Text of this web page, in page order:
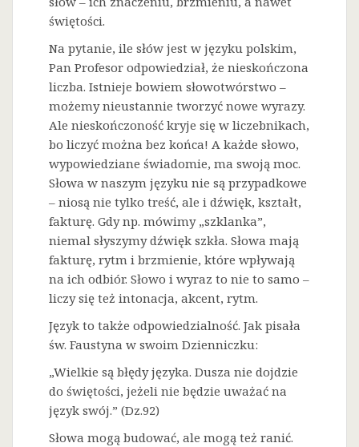
świętości.
Na pytanie, ile słów jest w języku polskim,
Pan Profesor odpowiedział, że nieskończona
liczba. Istnieje bowiem słowotwórstwo –
możemy nieustannie tworzyć nowe wyrazy.
Ale nieskończoność kryje się w liczebnikach,
bo liczyć można bez końca! A każde słowo,
wypowiedziane świadomie, ma swoją moc.
Słowa w naszym języku nie są przypadkowe
– niosą nie tylko treść, ale i dźwięk, kształt,
fakturę. Gdy np. mówimy „szklanka”,
niemal słyszymy dźwięk szkła. Słowa mają
fakturę, rytm i brzmienie, które wpływają
na ich odbiór. Słowo i wyraz to nie to samo –
liczy się też intonacja, akcent, rytm.
Język to także odpowiedzialność. Jak pisała
św. Faustyna w swoim Dzienniczku:
„Wielkie są błędy języka. Dusza nie dojdzie
do świętości, jeżeli nie będzie uważać na
język swój.” (Dz.92)
Słowa mogą budować, ale mogą też ranić.